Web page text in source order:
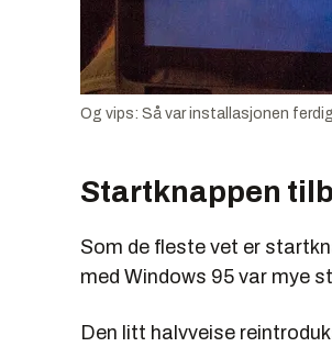
Og vips: Så var installasjonen
Startknappen
Som de fleste vet er
med Windows 95 var mye
Den litt halvveise